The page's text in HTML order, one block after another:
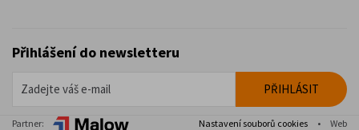
Přihlášení do newsletteru
Partner: Nastavení souborů cookies • Web